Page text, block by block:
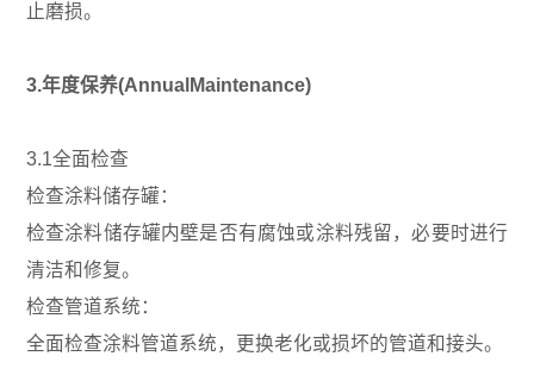
止磨损。
3.年度保养(AnnualMaintenance)
3.1全面检查
检查涂料储存罐：
检查涂料储存罐内壁是否有腐蚀或涂料残留，必要时进行
清洁和修复。
检查管道系统：
全面检查涂料管道系统，更换老化或损坏的管道和接头。